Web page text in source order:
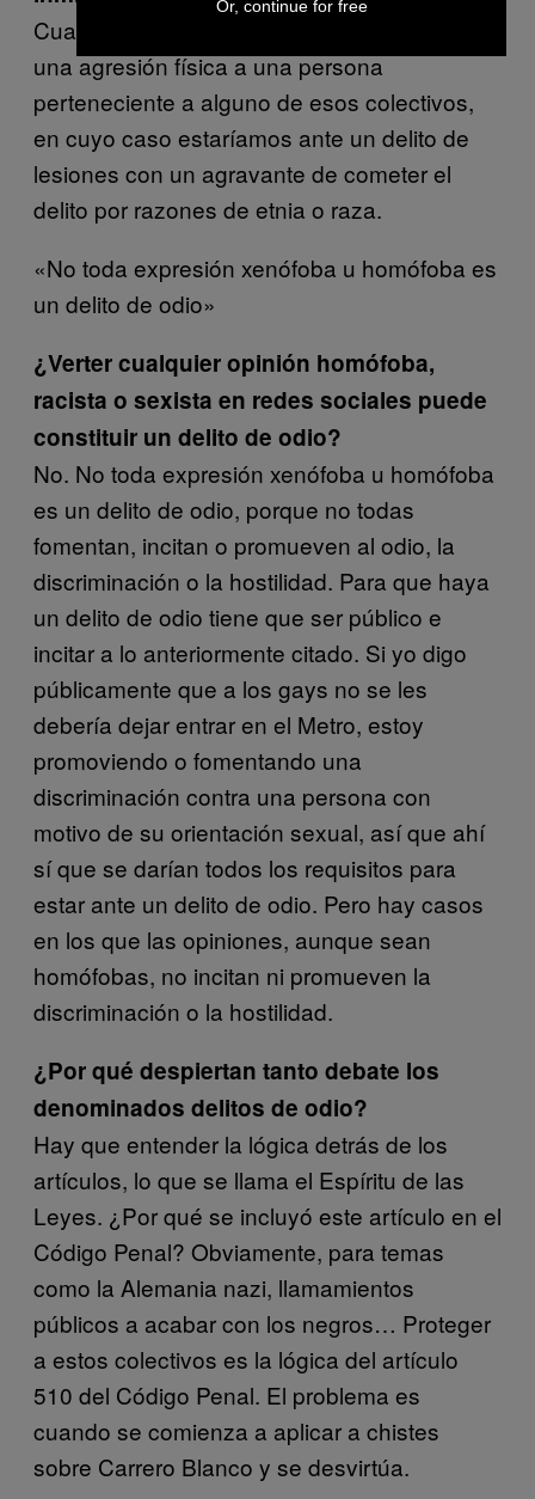
Cualquier persona, igual que si se trata de
una agresión física a una persona
perteneciente a alguno de esos colectivos,
en cuyo caso estaríamos ante un delito de
lesiones con un agravante de cometer el
delito por razones de etnia o raza.
«No toda expresión xenófoba u homófoba es
un delito de odio»
¿Verter cualquier opinión homófoba,
racista o sexista en redes sociales puede
constituir un delito de odio?
No. No toda expresión xenófoba u homófoba
es un delito de odio, porque no todas
fomentan, incitan o promueven al odio, la
discriminación o la hostilidad. Para que haya
un delito de odio tiene que ser público e
incitar a lo anteriormente citado. Si yo digo
públicamente que a los gays no se les
debería dejar entrar en el Metro, estoy
promoviendo o fomentando una
discriminación contra una persona con
motivo de su orientación sexual, así que ahí
sí que se darían todos los requisitos para
estar ante un delito de odio. Pero hay casos
en los que las opiniones, aunque sean
homófobas, no incitan ni promueven la
discriminación o la hostilidad.
¿Por qué despiertan tanto debate los
denominados delitos de odio?
Hay que entender la lógica detrás de los
artículos, lo que se llama el Espíritu de las
Leyes. ¿Por qué se incluyó este artículo en el
Código Penal? Obviamente, para temas
como la Alemania nazi, llamamientos
públicos a acabar con los negros… Proteger
a estos colectivos es la lógica del artículo
510 del Código Penal. El problema es
cuando se comienza a aplicar a chistes
sobre Carrero Blanco y se desvirtúa.
Or, continue for free